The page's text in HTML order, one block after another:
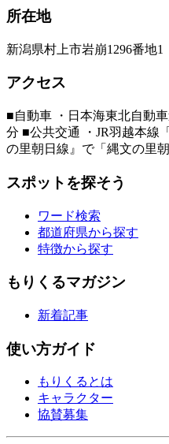
所在地
新潟県村上市岩崩1296番地1
アクセス
■自動車 ・日本海東北自動
分 ■公共交通 ・JR羽越本線
の里朝日線』で「縄文の里
スポットを探そう
ワード検索
都道府県から探す
特徴から探す
もりくるマガジン
新着記事
使い方ガイド
もりくるとは
キャラクター
協賛募集